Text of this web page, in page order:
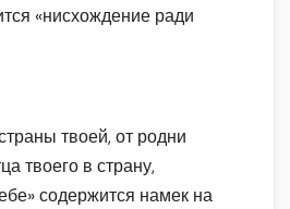
«нисхождение ради
твоей, от родни
твоего в страну,
содержится намек на